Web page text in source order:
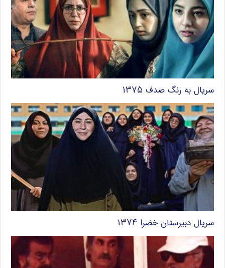
سریال به رنگ صدف ۱۳۷۵
سریال دبیرستان خضرا ۱۳۷۴